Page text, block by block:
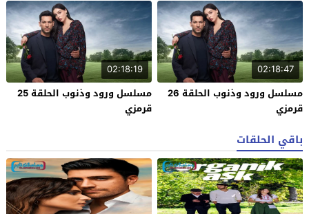
02:18:47
مسلسل ورود وذنوب الحلقة 26
قرمزي
02:18:19
مسلسل ورود وذنوب الحلقة 25
قرمزي
باقي الحلقات